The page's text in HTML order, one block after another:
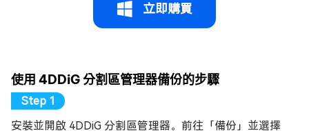
立即購買
使用 4DDiG 分割區管理器備份的步驟
安裝並開啟 4DDiG 分割區管理器。前往「備份」並選擇